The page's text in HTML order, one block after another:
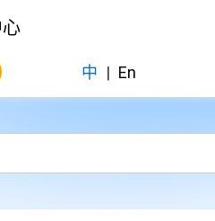
中 | En